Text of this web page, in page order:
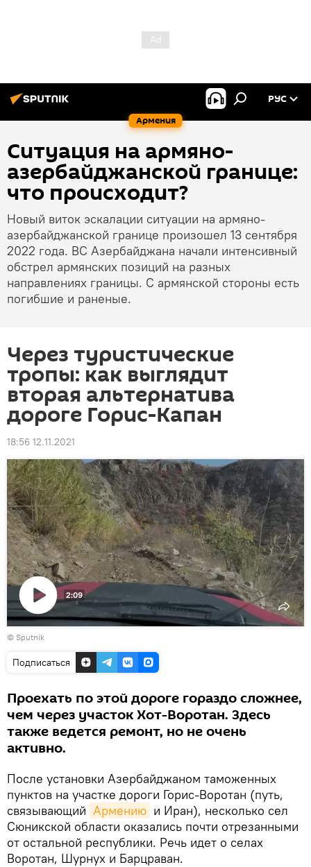
Армения
РУС
Ситуация на армяно-
азербайджанской границе:
что происходит?
Новый виток эскалации ситуации на армяно-
азербайджанской границе произошел 13 сентября
2022 года. ВС Азербайджана начали интенсивный
обстрел армянских позиций на разных
направлениях границы. С армянской стороны есть
погибшие и раненые.
Через туристические
тропы: как выглядит
вторая альтернатива
дороге Горис-Капан
18:56 12.11.2021
Воспроизвести
видео
2:09
© Sputnik
Подписаться
Проехать по этой дороге гораздо сложнее,
чем через участок Хот-Воротан. Здесь
также ведется ремонт, но не очень
активно.
После установки Азербайджаном таможенных
пунктов на участке дороги Горис-Воротан (путь,
связывающий Армению и Иран), несколько сел
Сюникской области оказались почти отрезанными
от остальной республики. Речь идет о селах
Воротан, Шурнух и Барцраван.